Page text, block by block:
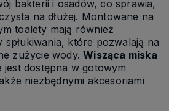
bakterii i osadów, co sprawia,
na dłużej. Montowane na
toalety mają również
spłukiwania, które pozwalają na
zużycie wody.Wisząca miska
jest dostępna w gotowym
niezbędnymi akcesoriami